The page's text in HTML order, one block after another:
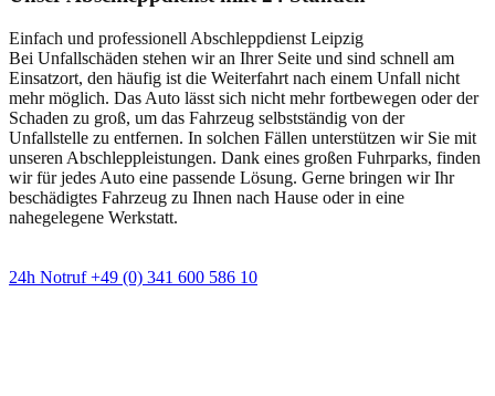
Einfach und professionell Abschleppdienst Leipzig
Bei Unfallschäden stehen wir an Ihrer Seite und sind schnell am
Einsatzort, den häufig ist die Weiterfahrt nach einem Unfall nicht
mehr möglich. Das Auto lässt sich nicht mehr fortbewegen oder der
Schaden zu groß, um das Fahrzeug selbstständig von der
Unfallstelle zu entfernen. In solchen Fällen unterstützen wir Sie mit
unseren Abschleppleistungen. Dank eines großen Fuhrparks, finden
wir für jedes Auto eine passende Lösung. Gerne bringen wir Ihr
beschädigtes Fahrzeug zu Ihnen nach Hause oder in eine
nahegelegene Werkstatt.
24h Notruf +49 (0) 341 600 586 10